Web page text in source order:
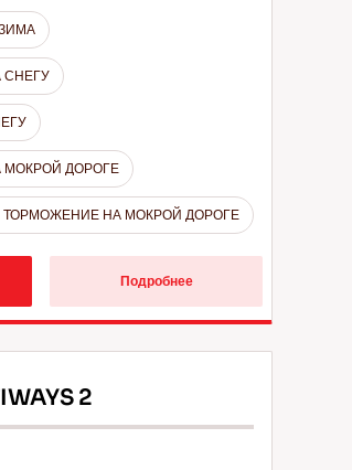
СНЕГУ
МОКРОЙ ДОРОГЕ
ТОРМОЖЕНИЕ НА МОКРОЙ ДОРОГЕ
Подробнее
2